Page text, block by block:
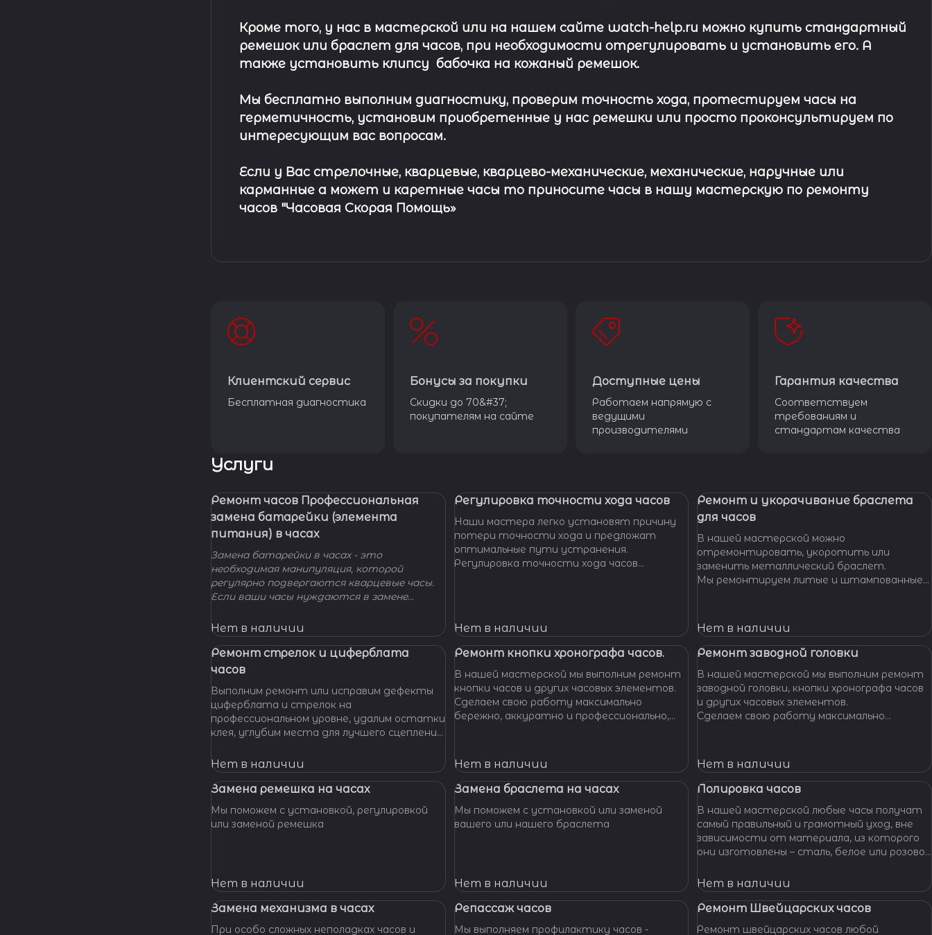
Кроме того, у нас в мастерской или на нашем сайте watch-help.ru можно купить стандартный
ремешокилибраслет для часов, при необходимости отрегулировать и установить его. А
также установить клипсу бабочка на кожаный ремешок.
Мы бесплатно выполним диагностику, проверим точность хода, протестируем часы на
герметичность, установим приобретенные у нас ремешки или просто проконсультируем по
интересующим вас вопросам.
Если у Вас стрелочные, кварцевые, кварцево-механические, механические, наручные или
карманные а может и каретные часы то приносите часы в нашу мастерскую по ремонту
часов "Часовая Скорая Помощь»
Клиентский сервис
Бесплатная диагностика
Бонусы за покупки
Скидки до 70&#37;
покупателям на сайте
Доступные цены
Работаем напрямую с
ведущими
производителями
Гарантия качества
Соответствуем
требованиям и
стандартам качества
Услуги
Ремонт часов Профессиональная
замена батарейки (элемента
питания) в часах
Замена батарейки в часах - это
необходимая манипуляция, которой
регулярно подвергаются кварцевые часы.
Если ваши часы нуждаются в замене
нашу мастерскую! Наши мастера с
удовольствием помогут вам решить
вашу проблему и произведут замену
батарейки профессионально, быстро,
Нет в наличии
Регулировка точности хода часов
Наши мастера легко установят причину
потери точности хода и предложат
оптимальные пути устранения.
Регулировка точности хода часов
Нет в наличии
Ремонт и укорачивание браслета
для часов
В нашей мастерской можно
отремонтировать, укоротить или
заменить металлический браслет.
Мы ремонтируем литые и штампованные
освежаем их внешний вид,
Нет в наличии
Ремонт стрелок и циферблата
часов
Выполним ремонт или исправим дефекты
циферблата и стрелок на
профессиональном уровне, удалим остатки
клея, углубим места для лучшего сцепления
стрелки, метки, камни. Восстановим
крепления циферблата к механизму.
Нет в наличии
Ремонт кнопки хронографа часов.
В нашей мастерской мы выполним ремонт
кнопки часов и других часовых элементов.
Сделаем свою работу максимально
бережно, аккуратно и профессионально,
Нет в наличии
Ремонт заводной головки
В нашей мастерской мы выполним ремонт
заводной головки, кнопки хронографа часов
и других часовых элементов.
Сделаем свою работу максимально
Нет в наличии
Замена ремешка на часах
Мы поможем с установкой, регулировкой
или заменой ремешка
Нет в наличии
Замена браслета на часах
Мы поможем с установкой или заменой
вашего или нашего браслета
Нет в наличии
Полировка часов
В нашей мастерской любые часы получат
самый правильный и грамотный уход, вне
зависимости от материала, из которого
они изготовлены – сталь, белое или розовое
специалисты отполируют практически
любой материал.
Нет в наличии
Замена механизма в часах
При особо сложных неполадках часов и
Репассаж часов
Мы выполняем профилактику часов -
Ремонт Швейцарских часов
Ремонт швейцарских часов любой